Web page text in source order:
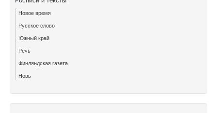
Новое время
Русское слово
Южный край
Речь
Финляндская газета
Новь